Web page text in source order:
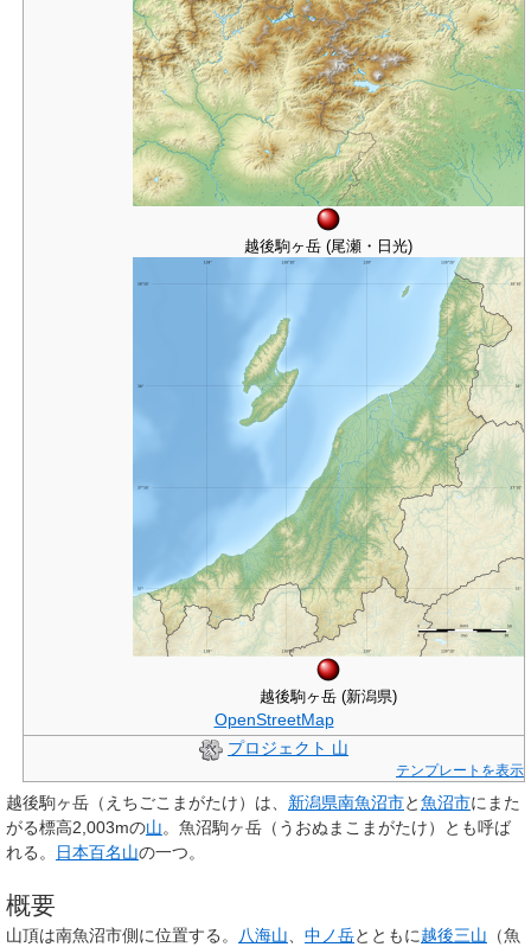
越後駒ヶ岳 (尾瀬・日光)
越後駒ヶ岳 (新潟県)
OpenStreetMap
プロジェクト 山
テンプレートを表示
越後駒ヶ岳 （えちごこまがたけ）は、 新潟県南魚沼市と魚沼市にまた
がる標高2,003mの山。 魚沼駒ヶ岳 （うおぬまこまがたけ）とも呼ば
れる。
日本百名山の一つ。
概要
山頂は南魚沼市側に位置する。 八海山、 中ノ岳とともに越後三山 （魚